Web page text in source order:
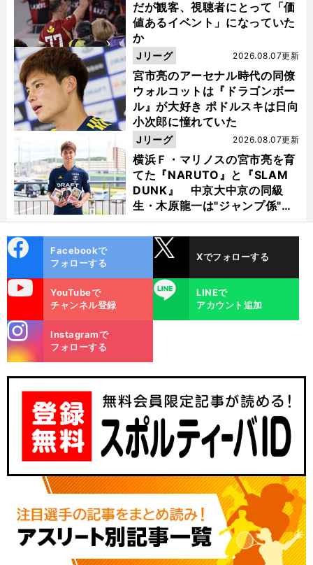
】
へ
だが観客、視聴者にとって「価
値あるイベント」になっていた
か
宮市亮のアーセナル時代の同僚
ウォルコットは『ドラゴンボー
ル』が大好き ポドルスキは日向
小次郎に憧れていた
2026.08.07更新
Jリーグ
横浜Ｆ・マリノスの宮市亮を育
てた『NARUTO』と『SLAM
DUNK』 中京大中京の同級
生・木原龍一は"ジャンプ係"だ
った
2026.08.07更新
Jリーグ
ok
Facebookで
フォローする
Xでフォローする
YouTubeで
チャンネル登録
LINE
LINEで
アカウント追加
m
Instagramで
フォローする